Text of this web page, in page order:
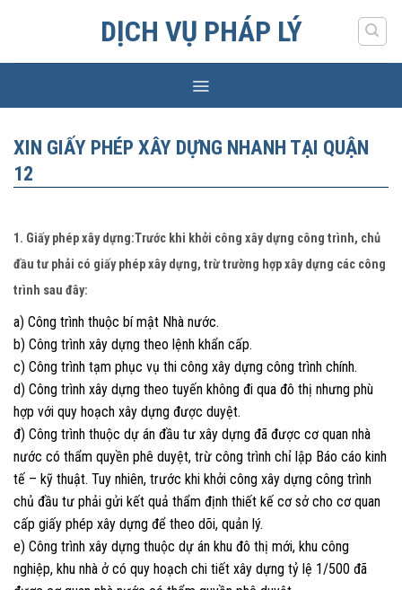
DỊCH VỤ PHÁP LÝ
XIN GIẤY PHÉP XÂY DỰNG NHANH TẠI QUẬN
12
1. Giấy phép xây dựng:Trước khi khởi công xây dựng công trình, chủ
đầu tư phải có giấy phép xây dựng, trừ trường hợp xây dựng các công
trình sau đây:
a) Công trình thuộc bí mật Nhà nước.
b) Công trình xây dựng theo lệnh khẩn cấp.
c) Công trình tạm phục vụ thi công xây dựng công trình chính.
d) Công trình xây dựng theo tuyến không đi qua đô thị nhưng phù
hợp với quy hoạch xây dựng được duyệt.
đ) Công trình thuộc dự án đầu tư xây dựng đã được cơ quan nhà
nước có thẩm quyền phê duyệt, trừ công trình chỉ lập Báo cáo kinh
tế – kỹ thuật. Tuy nhiên, trước khi khởi công xây dựng công trình
chủ đầu tư phải gửi kết quả thẩm định thiết kế cơ sở cho cơ quan
cấp giấy phép xây dựng để theo dõi, quản lý.
e) Công trình xây dựng thuộc dự án khu đô thị mới, khu công
nghiệp, khu nhà ở có quy hoạch chi tiết xây dựng tỷ lệ 1/500 đã